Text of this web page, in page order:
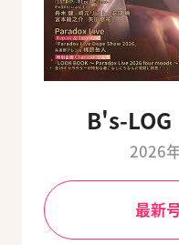
B's-
2026
最新